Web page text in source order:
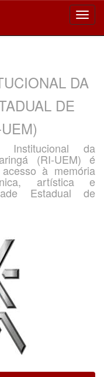
DA
DE
da
(RI-UEM) é
à memória
artística e
Estadual de